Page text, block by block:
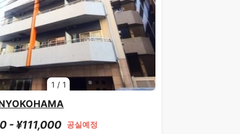
1 / 1
- ¥111,000 공실예정